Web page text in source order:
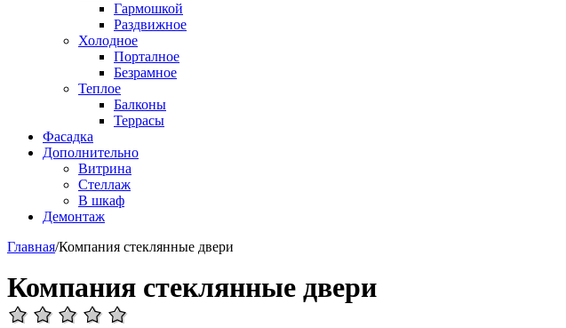
Гармошкой
Раздвижное
Холодное
Порталное
Безрамное
Теплое
Балконы
Террасы
Фасадка
Дополнительно
Витрина
Стеллаж
В шкаф
Демонтаж
Главная/Компания стеклянные двери
Компания стеклянные двери